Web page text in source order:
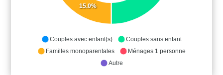
15.0%
Couples avec enfant(s)
Couples sans enfant
Familles monoparentales
Ménages 1 personne
Autre